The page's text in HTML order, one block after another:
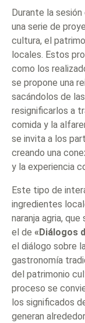
Durante la
una serie de
cultura, el
locales. Estos
como los
se propone una
sacándolos de
resignificarlos a
comida y la
se invita a los
creando una
y la experiencia
Este tipo de
ingredientes
naranja agria,
el de «Diálogos
el diálogo sobre
gastronomía
del patrimonio
proceso se
los significados
generan